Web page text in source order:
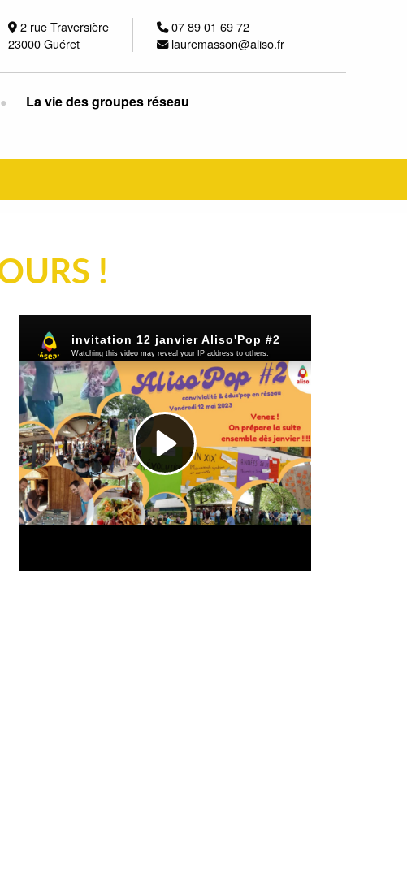
2 rue Traversière
23000 Guéret
07 89 01 69 72
lauremasson@aliso.fr
La vie des groupes réseau
!